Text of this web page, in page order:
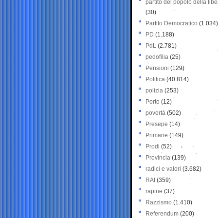
partito del popolo della
(30)
Partito Democratico (1.034)
PD (1.188)
PdL (2.781)
pedofilia (25)
Pensioni (129)
Politica (40.814)
polizia (253)
Porto (12)
povertà (502)
Presepe (14)
Primarie (149)
Prodi (52)
Provincia (139)
radici e valori (3.682)
RAI (359)
rapine (37)
Razzismo (1.410)
Referendum (200)